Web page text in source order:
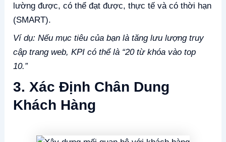
lường được, có thể đạt được, thực tế và có thời hạn
(SMART).
Ví dụ: Nếu mục tiêu của bạn là tăng lưu lượng truy
cập trang web, KPI có thể là “20 từ khóa vào top
10.”
3. Xác Định Chân Dung
Khách Hàng